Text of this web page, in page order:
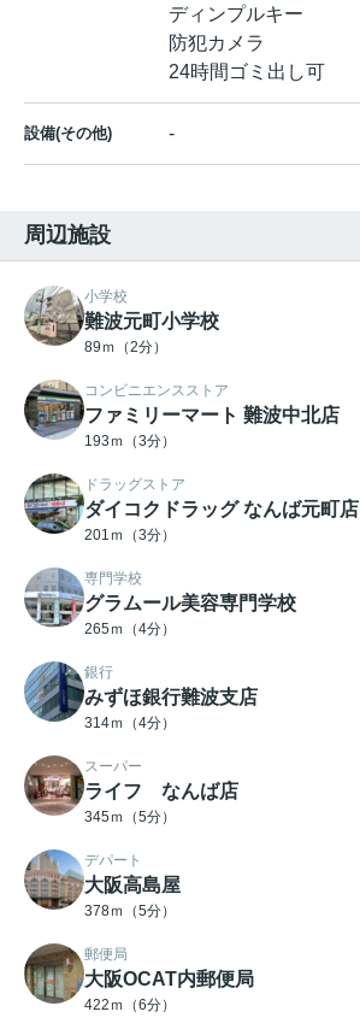
ディンプルキー
防犯カメラ
24時間ゴミ出し可
設備(その他) -
周辺施設
小学校
難波元町小学校
89ｍ（2分）
コンビニエンスストア
ファミリーマート 難波中北店
193ｍ（3分）
ドラッグストア
ダイコクドラッグ なんば元町店
201ｍ（3分）
専門学校
グラムール美容専門学校
265ｍ（4分）
銀行
みずほ銀行難波支店
314ｍ（4分）
スーパー
ライフ なんば店
345ｍ（5分）
デパート
大阪高島屋
378ｍ（5分）
郵便局
大阪OCAT内郵便局
422ｍ（6分）